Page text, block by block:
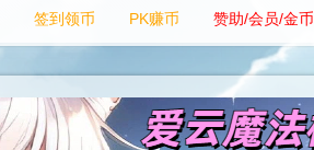
签到领币 PK赚币 赞助/会员/金币